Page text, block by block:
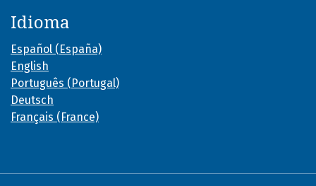
Idioma
Español (España)
English
Português (Portugal)
Deutsch
Français (France)